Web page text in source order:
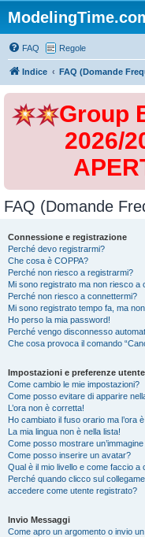
FAQ Regole
Indice FAQ (Domande
Group
2026/
FAQ (Domande
Connessione e registrazione
Perché devo registrarmi?
Che cosa è COPPA?
Perché non riesco a registrarmi?
Mi sono registrato ma non riesco a
Perché non riesco a connettermi?
Mi sono registrato tempo fa, ma
Ho perso la mia password!
Perché vengo disconnesso
Che cosa provoca il comando
Impostazioni e preferenze utente
Come cambio le mie impostazioni?
Come posso evitare di apparire
L’ora non è corretta!
Ho cambiato il fuso orario ma l’ora
La mia lingua non è nella lista!
Come posso mostrare
Come posso inserire un avatar?
Qual è il mio livello e come faccio a
Perché quando clicco sul
accedere come utente registrato?
Invio Messaggi
Come apro un argomento o invio